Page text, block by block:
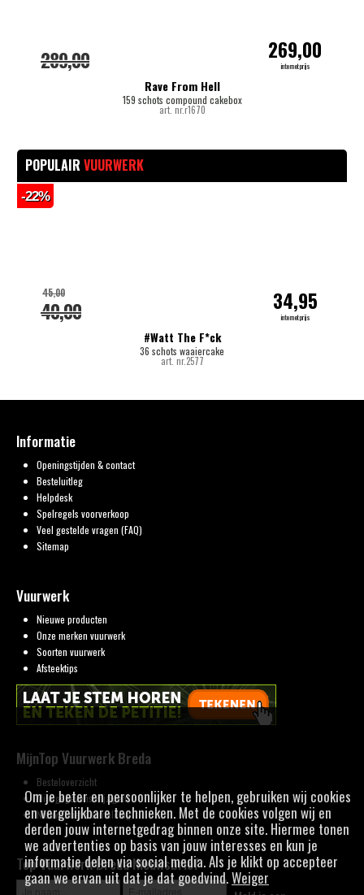
Rave From Hell
159 schots compound cakebox
art. nr.r1670
289,00 269,00
internetprijs
POPULAIR VUURWERK
#Watt The F*ck
36 schots waaiercake
art. nr.2577
40,00
45,00 34,95
internetprijs
-22%
Informatie
Openingstijden & contact
Besteluitleg
Helpdesk
Spelregels voorverkoop
Veel gestelde vragen (FAQ)
Sitemap
Vuurwerk
Nieuwe producten
Onze merken vuurwerk
Soorten vuurwerk
Afsteektips
MijnTop Vuurwerk Breda
Besteloverzicht
Mijn gegevens wijzigen
Nieuwsbrief aanmelding
Top Vuurwerk Breda Nieuwsbrief
Om je beter en persoonlijker te helpen, gebruiken wij cookies
en vergelijkbare technieken. Met de cookies volgen wij en
derden jouw internetgedrag binnen onze site. Hiermee tonen
we advertenties op basis van jouw interesses en kun je
informatie delen via social media. Als je klikt op accepteer
gaan we ervan uit dat je dat goedvind.Weiger